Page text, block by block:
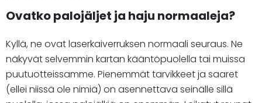
Ovatko palojäljet ja haju normaaleja?
Kyllä, ne ovat laserkaiverruksen normaali seuraus. Ne
näkyvät selvemmin kartan kääntöpuolella tai muissa
puutuotteissamme. Pienemmät tarvikkeet ja saaret
(ellei niissä ole nimiä) on asennettava seinälle sillä